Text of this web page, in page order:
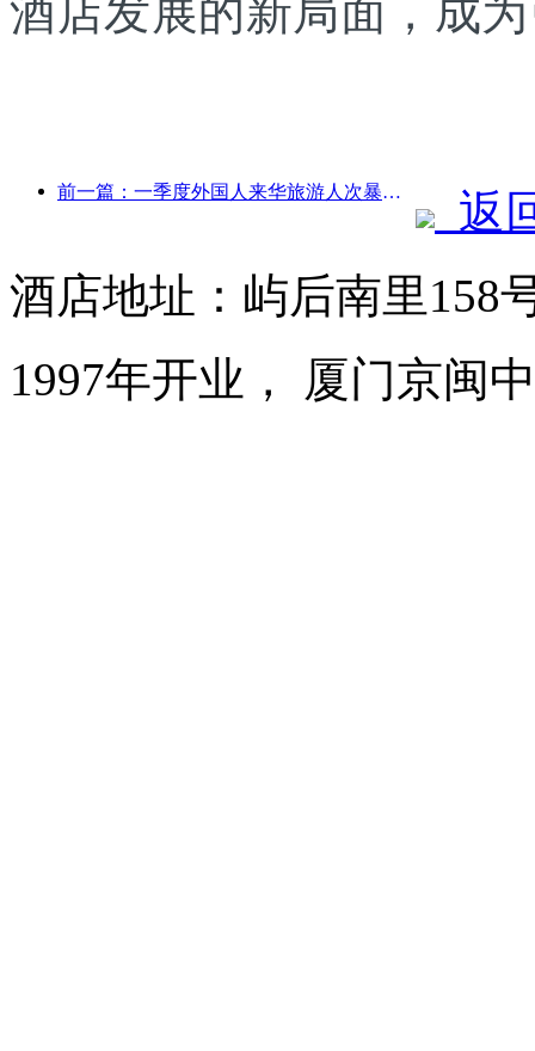
酒店发展的新局面，成
前一篇：一季度外国人来华旅游人次暴涨4成
返
酒店地址：屿后南里158
1997年开业， 厦门京